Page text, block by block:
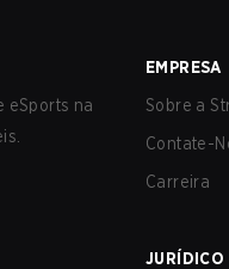
eSports na
EMPRESA
Sobre a
Contate-
Carreira
JURÍDICO